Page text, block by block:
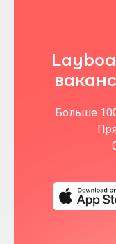
Больше